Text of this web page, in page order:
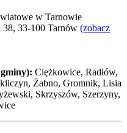
w Tarnowie
33-100 Tarnów (zobacz
Ciężkowice, Radłów,
Żabno, Gromnik, Lisia
Skrzyszów, Szerzyny,